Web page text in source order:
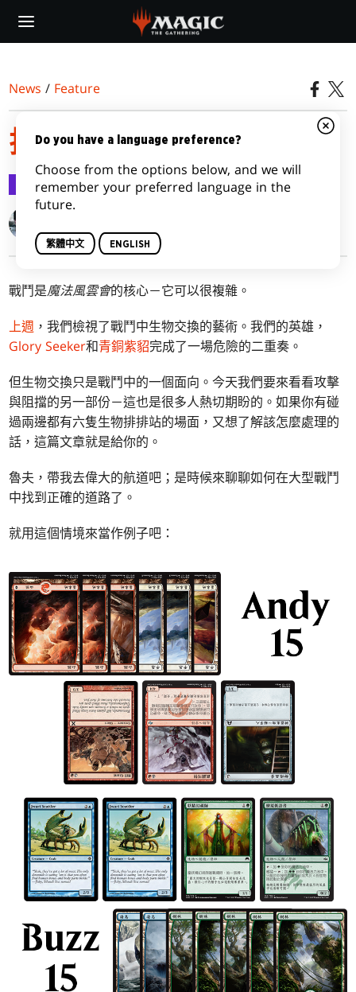
main
News / Feature
拆解戰鬥
Feature 2016-07-21
戰鬥是魔法風雲會的核心－它可以很複雜。
上週 ，我們檢視了戰鬥中生物交換的藝術。我們的英雄，
Glory Seeker和青銅紫貂完成了一場危險的二重奏。
但生物交換只是戰鬥中的一個面向。今天我們要來看看攻擊
與阻擋的另一部份－這也是很多人熱切期盼的。如果你有碰
過兩邊都有六隻生物排排站的場面，又想了解該怎麼處理的
話，這篇文章就是給你的。
魯夫，帶我去偉大的航道吧；是時候來聊聊如何在大型戰鬥
中找到正確的道路了。
就用這個情境來當作例子吧：
Do you have a language preference?
Choose from the options below, and we will
remember your preferred language in the
future.
繁體中文 ENGLISH